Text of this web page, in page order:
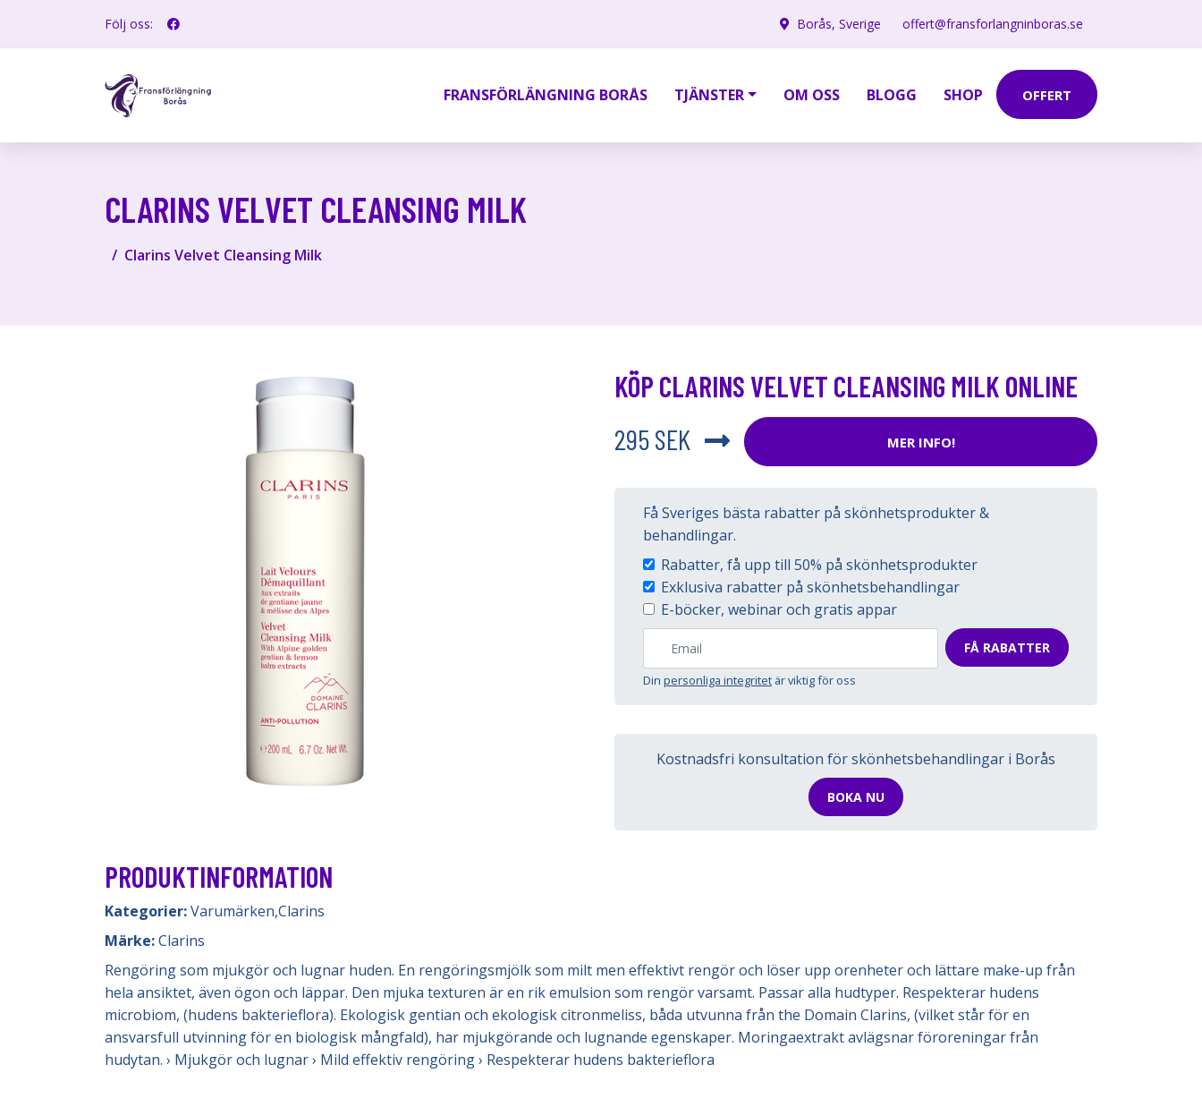
Följ oss: Borås, Sverige offert@fransforlangninboras.se
FRANSFÖRLÄNGNING BORÅS TJÄNSTER OM OSS BLOGG SHOP OFFERT
CLARINS VELVET CLEANSING MILK
Clarins Velvet Cleansing Milk
KÖP CLARINS VELVET CLEANSING MILK ONLINE
295 SEK
MER INFO!
Få Sveriges bästa rabatter på skönhetsprodukter &
behandlingar.
Rabatter, få upp till 50% på skönhetsprodukter
Exklusiva rabatter på skönhetsbehandlingar
E-böcker, webinar och gratis appar
FÅ RABATTER
Din personliga integritet är viktig för oss
Kostnadsfri konsultation för skönhetsbehandlingar i Borås
BOKA NU
PRODUKTINFORMATION
Kategorier:Varumärken,Clarins
Märke:Clarins
Rengöring som mjukgör och lugnar huden. En rengöringsmjölk som milt men effektivt rengör och löser upp orenheter och lättare make-up från
hela ansiktet, även ögon och läppar. Den mjuka texturen är en rik emulsion som rengör varsamt. Passar alla hudtyper. Respekterar hudens
microbiom, (hudens bakterieflora). Ekologisk gentian och ekologisk citronmeliss, båda utvunna från the Domain Clarins, (vilket står för en
ansvarsfull utvinning för en biologisk mångfald), har mjukgörande och lugnande egenskaper. Moringaextrakt avlägsnar föroreningar från
hudytan. › Mjukgör och lugnar › Mild effektiv rengöring › Respekterar hudens bakterieflora